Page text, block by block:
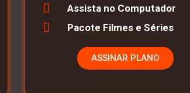
Assista no Computador
Pacote Filmes e Séries
ASSINAR PLANO